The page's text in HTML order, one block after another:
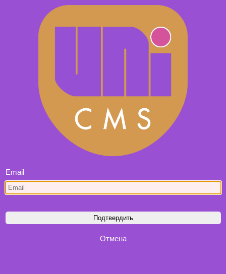
Email
Отмена